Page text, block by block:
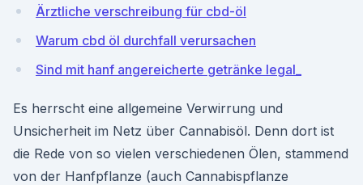
Ärztliche verschreibung für cbd-öl
Warum cbd öl durchfall verursachen
Sind mit hanf angereicherte getränke legal_
Es herrscht eine allgemeine Verwirrung und
Unsicherheit im Netz über Cannabisöl. Denn dort ist
die Rede von so vielen verschiedenen Ölen, stammend
von der Hanfpflanze (auch Cannabispflanze